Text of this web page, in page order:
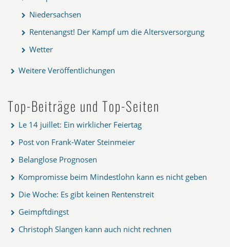
Niedersachsen
Rentenangst! Der Kampf um die Altersversorgung
Wetter
Weitere Veröffentlichungen
Top-Beiträge und Top-Seiten
Le 14 juillet: Ein wirklicher Feiertag
Post von Frank-Water Steinmeier
Belanglose Prognosen
Kompromisse beim Mindestlohn kann es nicht geben
Die Woche: Es gibt keinen Rentenstreit
Geimpftdingst
Christoph Slangen kann auch nicht rechnen